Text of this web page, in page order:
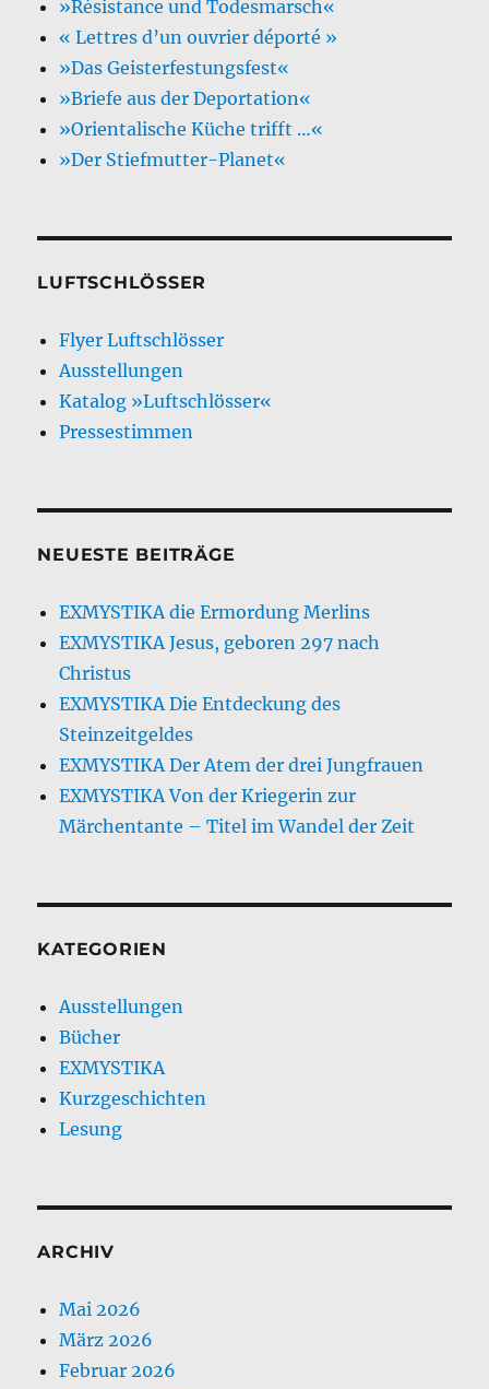
»Résistance und Todesmarsch«
« Lettres d’un ouvrier déporté »
»Das Geisterfestungsfest«
»Briefe aus der Deportation«
»Orientalische Küche trifft …«
»Der Stiefmutter-Planet«
LUFTSCHLÖSSER
Flyer Luftschlösser
Ausstellungen
Katalog »Luftschlösser«
Pressestimmen
NEUESTE BEITRÄGE
EXMYSTIKA die Ermordung Merlins
EXMYSTIKA Jesus, geboren 297 nach
Christus
EXMYSTIKA Die Entdeckung des
Steinzeitgeldes
EXMYSTIKA Der Atem der drei Jungfrauen
EXMYSTIKA Von der Kriegerin zur
Märchentante – Titel im Wandel der Zeit
KATEGORIEN
Ausstellungen
Bücher
EXMYSTIKA
Kurzgeschichten
Lesung
ARCHIV
Mai 2026
März 2026
Februar 2026